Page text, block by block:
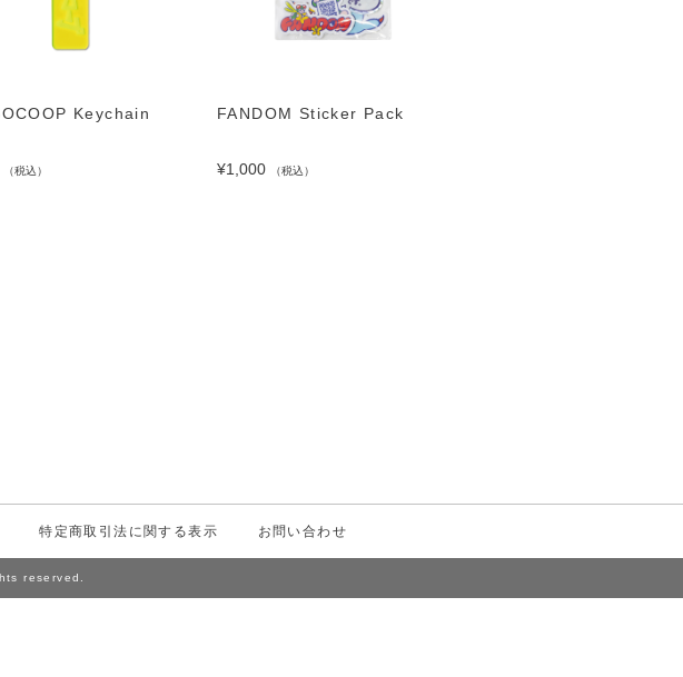
Keychain
（税込）
FANDOM Sticker Pack
¥1,000 （税込）
特定商取引法に関する表示 お問い合わせ
reserved.